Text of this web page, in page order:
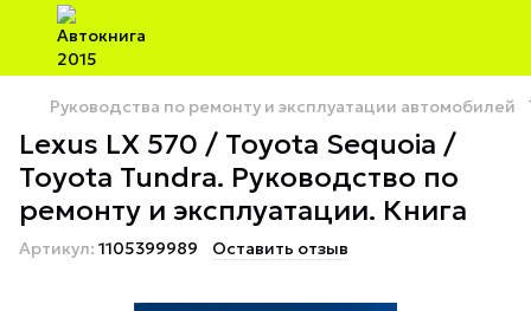
Руководства по ремонту и эксплуатации автомобилей
Lexus LX 570 / Toyota Sequoia /
Toyota Tundra. Руководство по
ремонту и эксплуатации. Книга
Артикул: 1105399989 Оставить отзыв